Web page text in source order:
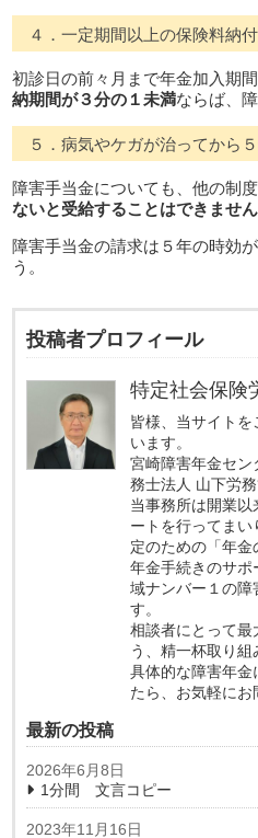
４．一定期間以上の保険料納
初診日の前々月まで年金加入期
納期間が３分の１未満ならば、
５．病気やケガが治ってから
障害手当金についても、他の制度
ないと受給することはできません
障害手当金の請求は５年の時効
う。
投稿者プロフィール
特定社会保
皆様、当サイト
います。
宮崎障害年金セ
務士法人 山下労
当事務所は開業
ートを行ってま
定のための「年
年金手続きのサ
域ナンバー１の障
す。
相談者にとって最
う、精一杯取り組
具体的な障害年金
たら、お気軽にお
最新の投稿
2026年6月8日
1分間 文言コピー
2023年11月16日